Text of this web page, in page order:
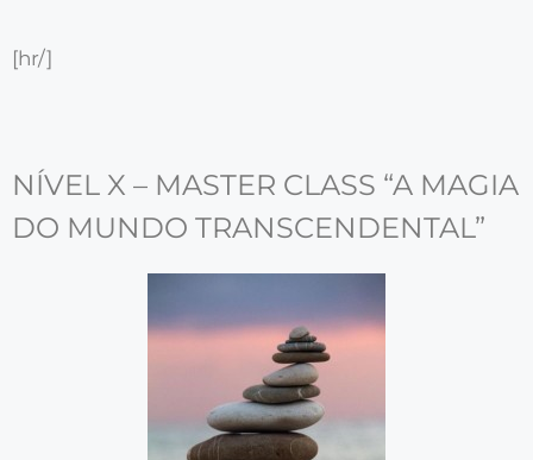
[hr/]
NÍVEL X – MASTER CLASS “A MAGIA
DO MUNDO TRANSCENDENTAL”